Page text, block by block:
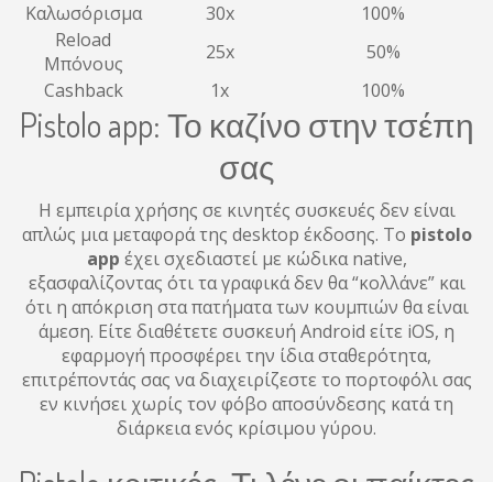
Καλωσόρισμα
30x
100%
Reload
Μπόνους
25x
50%
Cashback
1x 100%
Pistolo app: Το καζίνο στην τσέπη
σας
Η εμπειρία χρήσης σε κινητές συσκευές δεν είναι
απλώς μια μεταφορά της desktop έκδοσης. Το pistolo
app έχει σχεδιαστεί με κώδικα native,
εξασφαλίζοντας ότι τα γραφικά δεν θα “κολλάνε” και
ότι η απόκριση στα πατήματα των κουμπιών θα είναι
άμεση. Είτε διαθέτετε συσκευή Android είτε iOS, η
εφαρμογή προσφέρει την ίδια σταθερότητα,
επιτρέποντάς σας να διαχειρίζεστε το πορτοφόλι σας
εν κινήσει χωρίς τον φόβο αποσύνδεσης κατά τη
διάρκεια ενός κρίσιμου γύρου.